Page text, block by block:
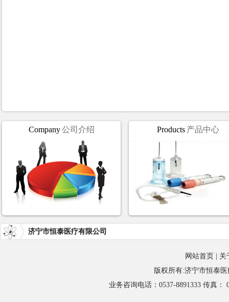
Company 公司介绍 Products 产品中心
济宁市恒泰医疗有限公司
网站首页
关
版权所有:济宁市恒泰
业务咨询电话：0537-8891333 传真